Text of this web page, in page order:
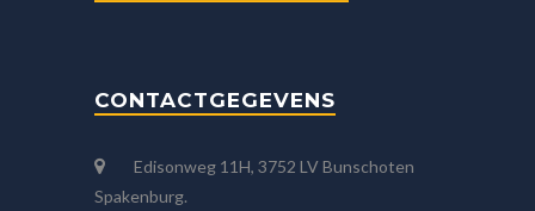
CONTACTGEGEVENS
Edisonweg 11H, 3752 LV Bunschoten
Spakenburg.